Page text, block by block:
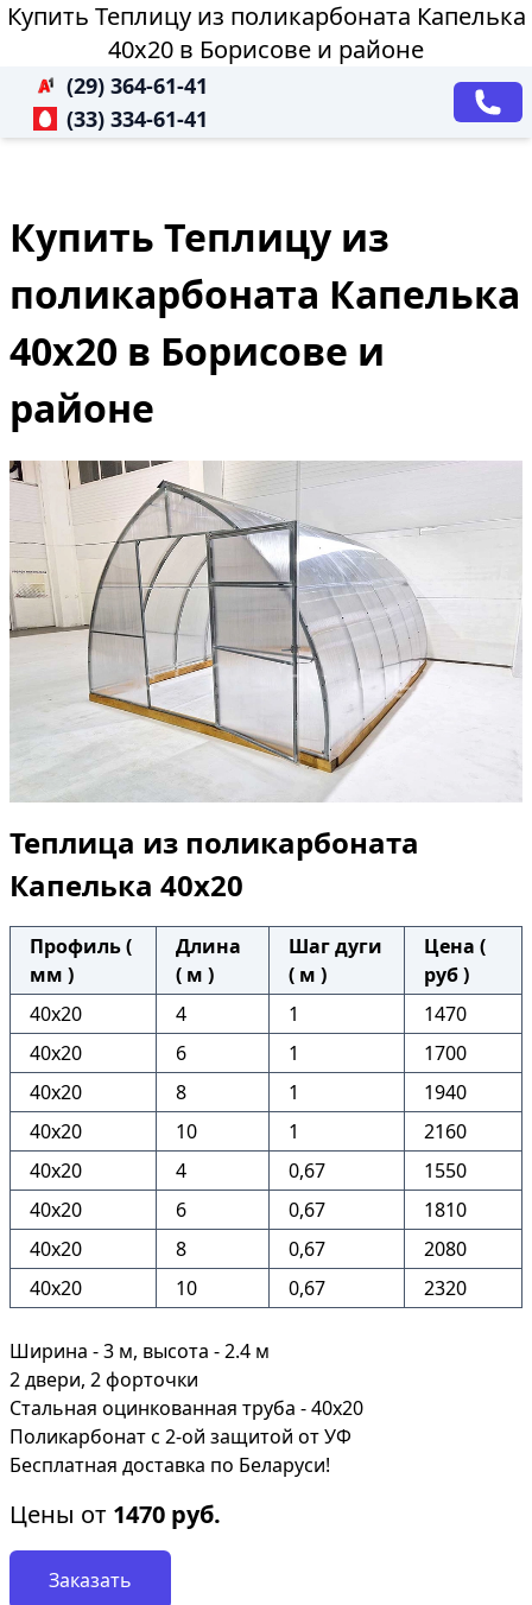
Купить Теплицу из поликарбоната Капелька
40х20 в Борисове и районе
(29) 364-61-41
(33) 334-61-41
Купить Теплицу из
поликарбоната Капелька
40х20 в Борисове и
районе
Теплица из поликарбоната
Капелька 40х20
Профиль (
мм )
Длина
( м )
Шаг дуги
( м )
Цена (
руб )
40х20
4 1
1470
40х20
6 1
1700
40х20
8 1
1940
40х20
10 1
2160
40х20
4 0,67
1550
40х20
6 0,67
1810
40х20
8 0,67
2080
40х20
10 0,67 2320
Ширина - 3 м, высота - 2.4 м
2 двери, 2 форточки
Стальная оцинкованная труба - 40х20
Поликарбонат с 2-ой защитой от УФ
Бесплатная доставка по Беларуси!
Цены от 1470 руб.
Заказать